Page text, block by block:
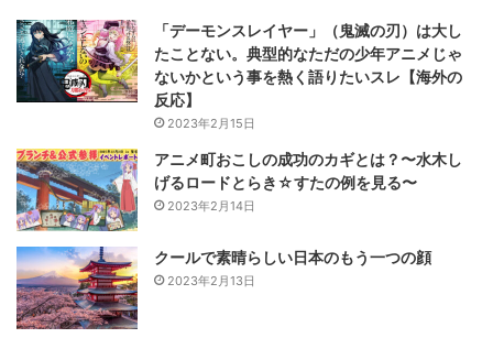
「デーモンスレイヤー」（鬼滅の刃）は大し
たことない。典型的なただの少年アニメじゃ
ないかという事を熱く語りたいスレ【海外の
反応】
2023年2月15日
アニメ町おこしの成功のカギとは？〜水木し
げるロードとらき☆すたの例を見る〜
2023年2月14日
クールで素晴らしい日本のもう一つの顔
2023年2月13日